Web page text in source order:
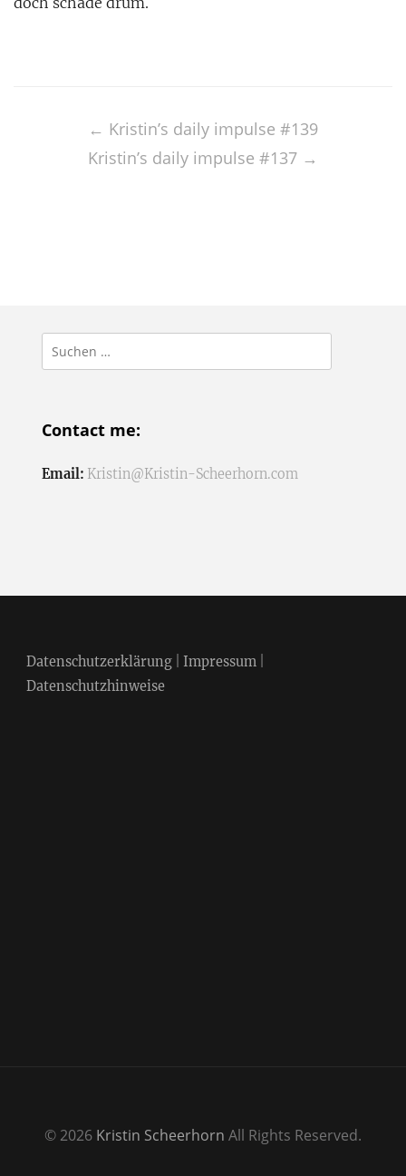
navigation
← Kristin’s daily impulse #139
Kristin’s daily impulse #137 →
Suchen
nach:
Contact me:
Email: Kristin@Kristin-Scheerhorn.com
Datenschutzerklärung| Impressum|
Datenschutzhinweise
© 2026 Kristin Scheerhorn All Rights Reserved.